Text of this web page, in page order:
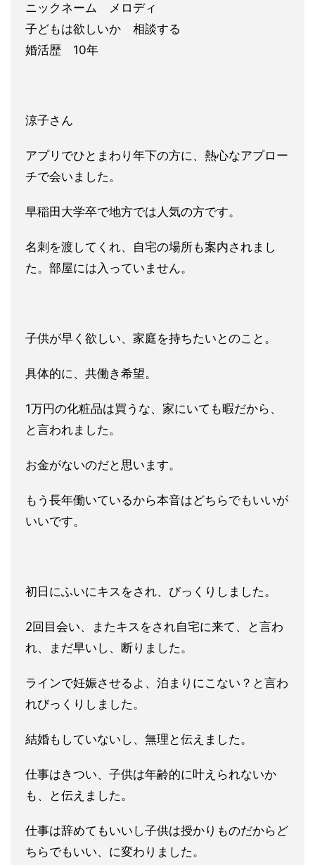
ニックネーム メロディ
子どもは欲しいか 相談する
婚活歴 10年
涼子さん
アプリでひとまわり年下の方に、熱心なアプロー
チで会いました。
早稲田大学卒で地方では人気の方です。
名刺を渡してくれ、自宅の場所も案内されまし
た。部屋には入っていません。
子供が早く欲しい、家庭を持ちたいとのこと。
具体的に、共働き希望。
1万円の化粧品は買うな、家にいても暇だから、
と言われました。
お金がないのだと思います。
もう長年働いているから本音はどちらでもいいが
いいです。
初日にふいにキスをされ、びっくりしました。
2回目会い、またキスをされ自宅に来て、と言わ
れ、まだ早いし、 断りました。
ラインで妊娠させるよ、泊まりにこない？と言わ
れびっくりしました。
結婚もしていないし、無理と伝えました。
仕事はきつい、子供は年齢的に叶えられないか
も、と伝えました。
仕事は辞めてもいい し子供は授かりものだからど
ちらでもいい、に変わりました。